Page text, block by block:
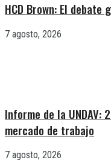
HCD Brown: El
7 agosto, 2026
Informe de la UNDAV:
mercado de trabajo
7 agosto, 2026